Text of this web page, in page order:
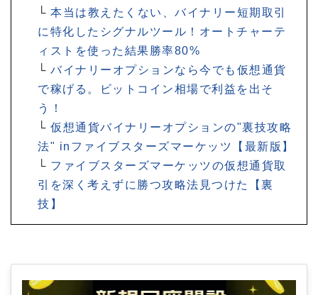
└ 本当は教えたくない、バイナリー短期取引
に特化したシグナルツール！オートチャーテ
ィストを使った結果勝率80%
└ バイナリーオプションなら今でも仮想通貨
で稼げる。ビットコイン相場で利益を出そ
う！
└ 仮想通貨バイナリーオプションの"裏技攻略
法" inファイブスターズマーケッツ【最新版】
└ ファイブスターズマーケッツの仮想通貨取
引を深く考えずに勝つ攻略法見つけた【裏
技】